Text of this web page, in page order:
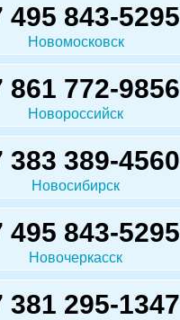
495 843-5295
Новомосковск
861 772-9856
Новороссийск
383 389-4560
Новосибирск
495 843-5295
Новочеркасск
381 295-1347